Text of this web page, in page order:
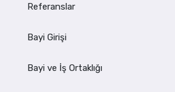
Referanslar
Bayi Girişi
Bayi ve İş Ortaklığı